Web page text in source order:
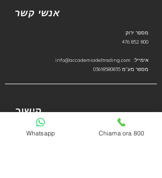
אנשי קשר
מספר ירוק
800 852 476
אימייל: info@accademiadeltrading.com
מספר מע"מ 03618580835
קישור
מדיניות הפרטיות
Whatsapp Chiama ora 800